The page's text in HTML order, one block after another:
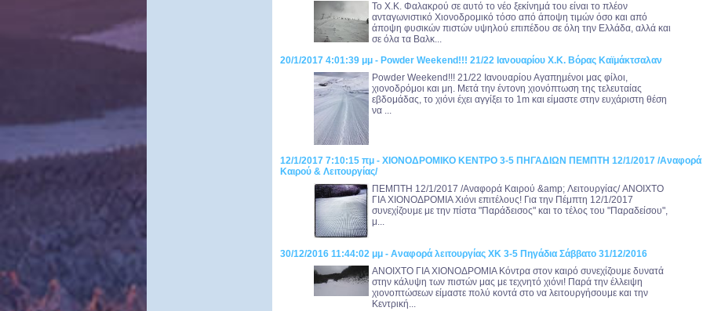
Το Χ.Κ. Φαλακρού σε αυτό το νέο ξεκίνημά του είναι το πλέον
ανταγωνιστικό Χιονοδρομικό τόσο από άποψη τιμών όσο και από
άποψη φυσικών πιστών υψηλού επιπέδου σε όλη την Ελλάδα, αλλά και
σε όλα τα Βαλκ...
20/1/2017 4:01:39 μμ - Powder Weekend!!! 21/22 Ιανουαρίου Χ.Κ. Βόρας Καϊμάκτσαλαν
Powder Weekend!!! 21/22 Ιανουαρίου Αγαπημένοι μας φίλοι,
χιονοδρόμοι και μη. Μετά την έντονη χιονόπτωση της τελευταίας
εβδομάδας, το χιόνι έχει αγγίξει το 1m και είμαστε στην ευχάριστη θέση
να ...
12/1/2017 7:10:15 πμ - ΧΙΟΝΟΔΡΟΜΙΚΟ ΚΕΝΤΡΟ 3-5 ΠΗΓΑΔΙΩΝ ΠΕΜΠΤΗ 12/1/2017 /Αναφορά
Καιρού & Λειτουργίας/
ΠΕΜΠΤΗ 12/1/2017 /Αναφορά Καιρού &amp; Λειτουργίας/ ANOIXTO
ΓΙΑ ΧΙΟΝΟΔΡΟΜΙΑ Χιόνι επιτέλους! Για την Πέμπτη 12/1/2017
συνεχίζουμε με την πίστα "Παράδεισος" και το τέλος του "Παραδείσου",
μ...
30/12/2016 11:44:02 μμ - Αναφορά λειτουργίας ΧΚ 3-5 Πηγάδια Σάββατο 31/12/2016
ANOIXTO ΓΙΑ ΧΙΟΝΟΔΡΟΜΙΑ Κόντρα στον καιρό συνεχίζουμε δυνατά
στην κάλυψη των πιστών μας με τεχνητό χιόνι! Παρά την έλλειψη
χιονοπτώσεων είμαστε πολύ κοντά στο να λειτουργήσουμε και την
Κεντρική...